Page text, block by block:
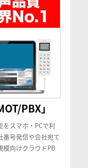
PBX」
スマホ・PCで利
番号発信や会社宛て
模向けクラウドPB